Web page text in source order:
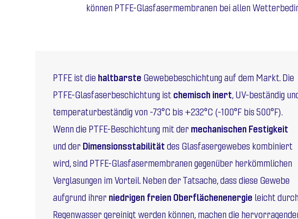
können PTFE-Glasfasermembranen bei allen
PTFE ist die haltbarste Gewebebeschichtung auf dem Markt. Die
PTFE-Glasfaserbeschichtung istchemisch inert, UV-beständig
temperaturbeständig von -73°C bis +232°C (-100°F bis 500°F).
Wenn die PTFE-Beschichtung mit der mechanischen Festigkeit
und der Dimensionsstabilitätdes Glasfasergewebes kombiniert
wird, sind PTFE-Glasfasermembranen gegenüber herkömmlichen
Verglasungen im Vorteil. Neben der Tatsache, dass diese Gewebe
aufgrund ihrer niedrigen freien Oberflächenenergie leicht durch
Regenwasser gereinigt werden können, machen die